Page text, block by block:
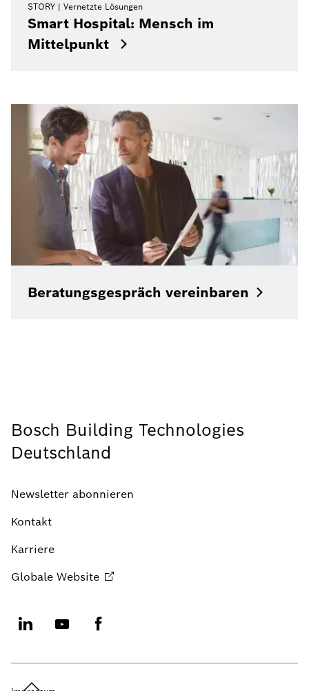
STORY Vernetzte Lösungen
Smart Hospital: Mensch im
Mittelpunkt
Beratungsgespräch vereinbaren
Bosch Building Technologies
Deutschland
Newsletter abonnieren
Kontakt
Karriere
Globale Website